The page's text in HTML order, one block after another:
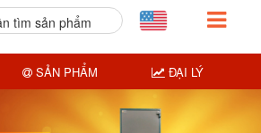
tìm sản phẩm
SẢN PHẨM ĐẠI LÝ